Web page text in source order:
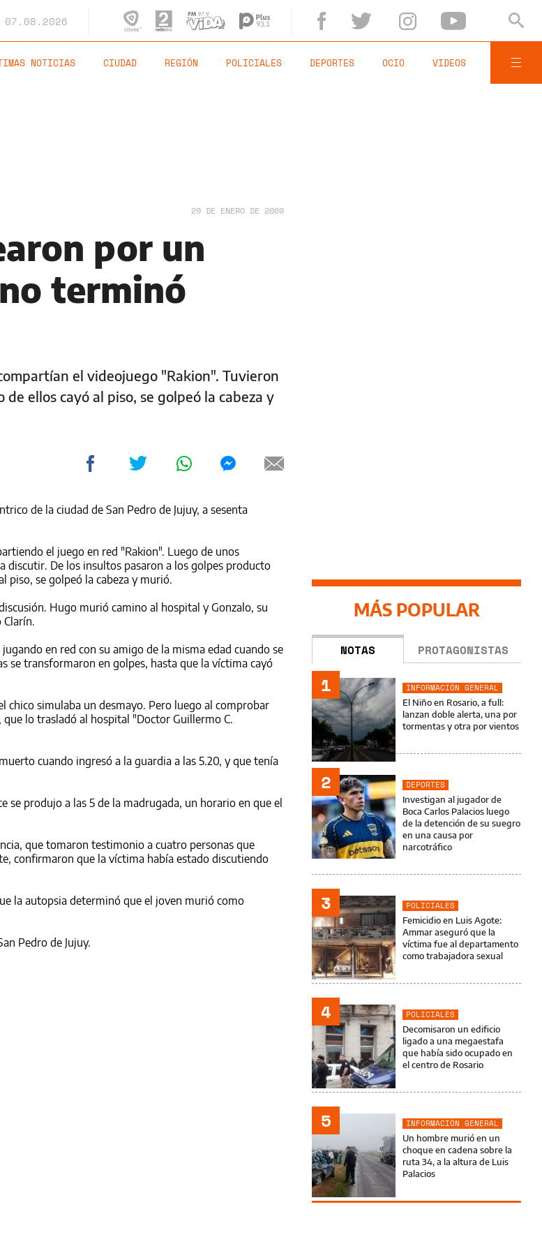
07.08.2026
NOTICIAS CIUDAD REGIÓN POLICIALES DEPORTES OCIO VIDEOS
29 DE ENERO DE 2009
por un
terminó
el videojuego "Rakion". Tuvieron
ellos cayó al piso, se golpeó la cabeza y
de la ciudad de San Pedro de Jujuy, a sesenta
el juego en red "Rakion". Luego de unos
discutir. De los insultos pasaron a los golpes producto
piso, se golpeó la cabeza y murió.
Hugo murió camino al hospital y Gonzalo, su
Clarín.
en red con su amigo de la misma edad cuando se
se transformaron en golpes, hasta que la víctima cayó
chico simulaba un desmayo. Pero luego al comprobar
lo trasladó al hospital "Doctor Guillermo C.
cuando ingresó a la guardia a las 5.20, y que tenía
se produjo a las 5 de la madrugada, un horario en que el
que tomaron testimonio a cuatro personas que
confirmaron que la víctima había estado discutiendo
la autopsia determinó que el joven murió como
Pedro de Jujuy.
MÁS POPULAR
NOTAS PROTAGONISTAS
1
INFORMACIÓN GENERAL
El Niño en Rosario, a full:
lanzan doble alerta, una por
tormentas y otra por vientos
2
DEPORTES
Investigan al jugador de
Boca Carlos Palacios luego
de la detención de su suegro
en una causa por
narcotráfico
3
POLICIALES
Femicidio en Luis Agote:
Ammar aseguró que la
víctima fue al departamento
como trabajadora sexual
4
POLICIALES
Decomisaron un edificio
ligado a una megaestafa
que había sido ocupado en
el centro de Rosario
5
INFORMACIÓN GENERAL
Un hombre murió en un
choque en cadena sobre la
ruta 34, a la altura de Luis
Palacios